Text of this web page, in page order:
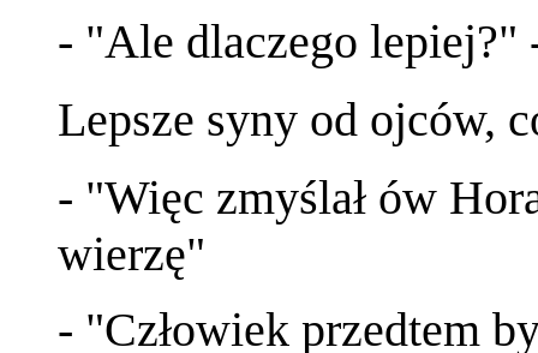
- "Ale dlaczego lepiej?"
Lepsze syny od ojców,
- "Więc zmyślał ów
wierzę"
- "Człowiek przedtem